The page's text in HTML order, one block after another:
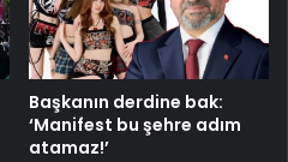
Başkanın derdine bak:
‘Manifest bu şehre adım
atamaz!’